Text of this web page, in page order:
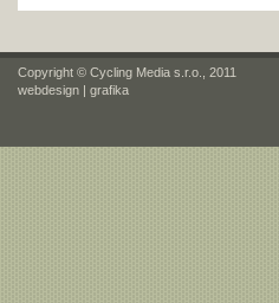
Copyright © Cycling Media s.r.o., 2011
webdesign | grafika